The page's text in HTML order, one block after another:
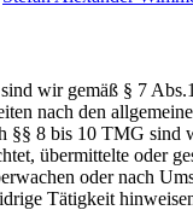
wir gemäß § 7
nach den
§§ 8 bis 10 TMG sind
übermittelte oder
oder nach
Tätigkeit